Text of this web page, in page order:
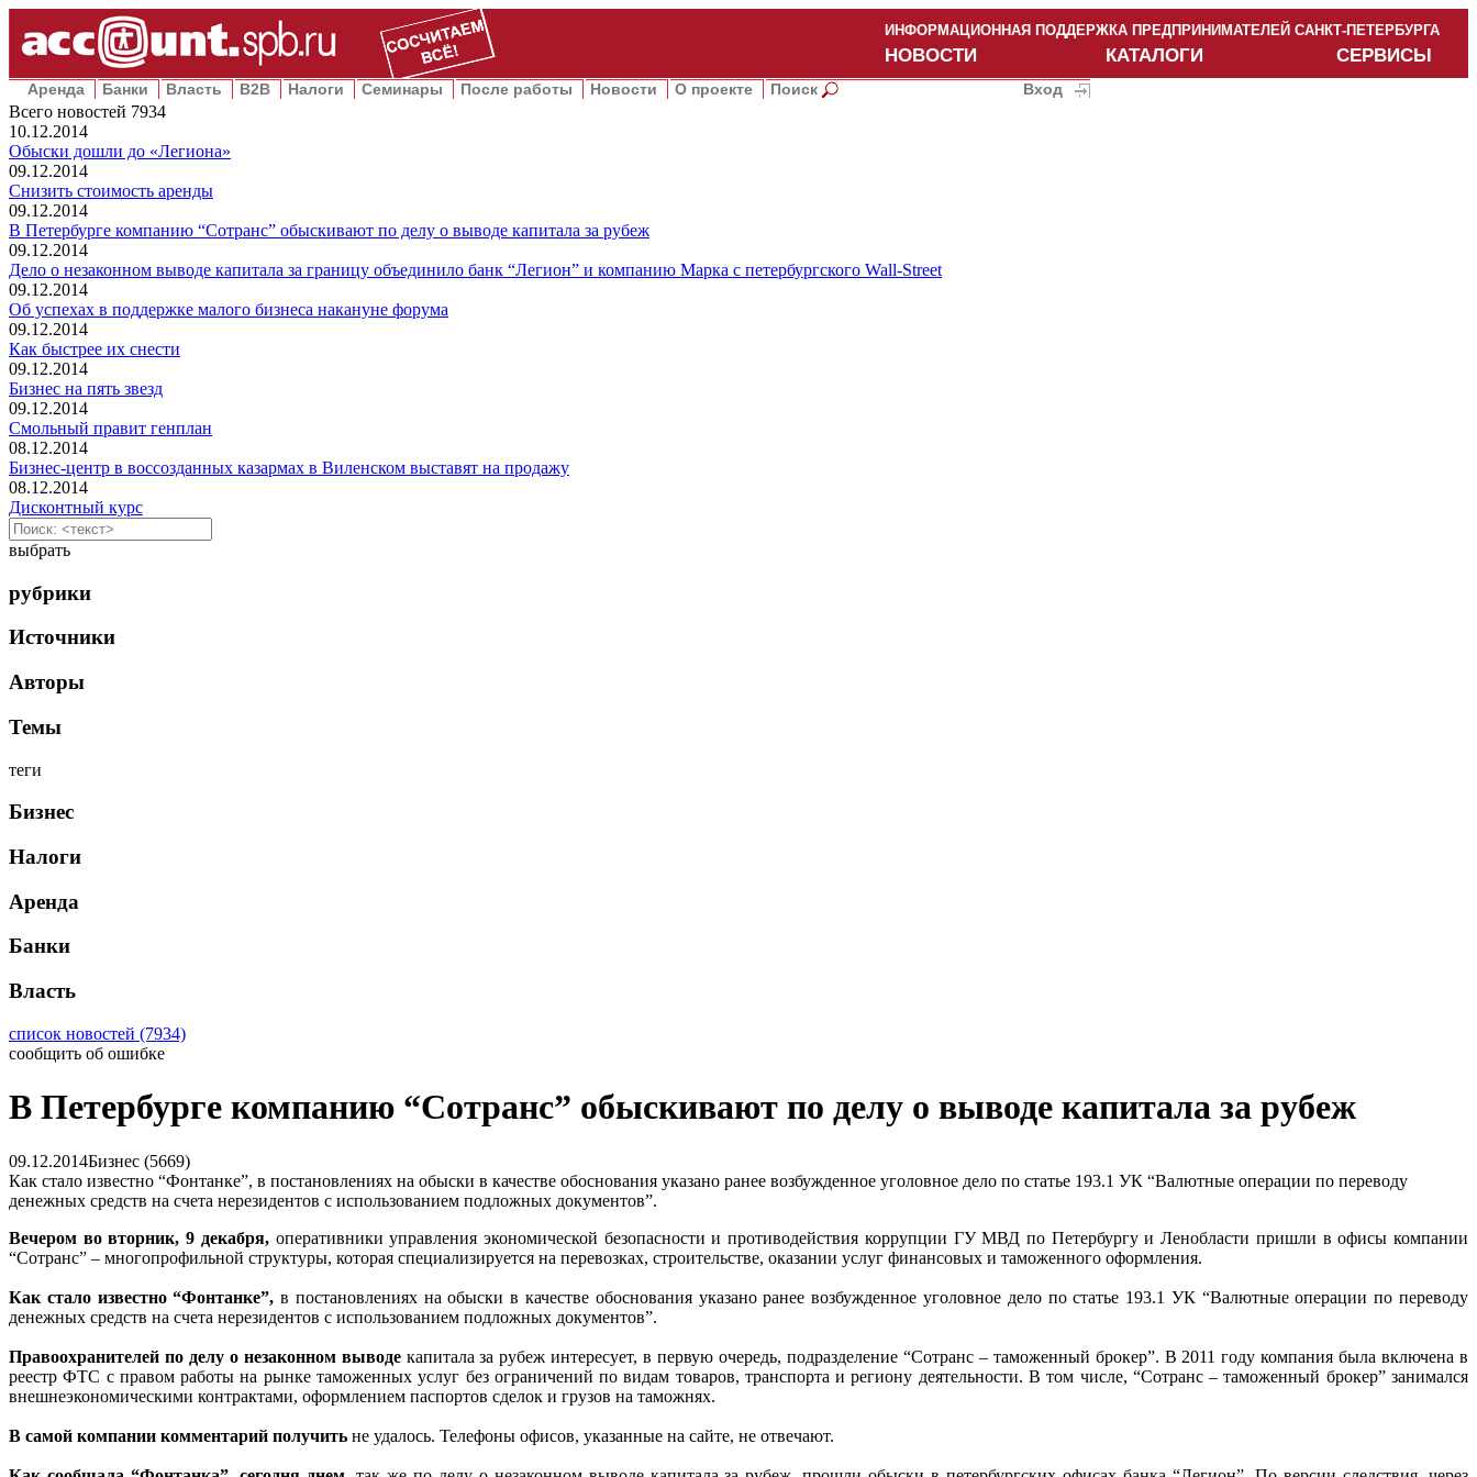
ИНФОРМАЦИОННАЯ ПОДДЕРЖКА ПРЕДПРИНИМАТЕЛЕЙ САНКТ-ПЕТЕРБУРГА
НОВОСТИ КАТАЛОГИ СЕРВИСЫ
Аренда Банки Власть B2B Налоги Семинары После работы Новости О проекте Поиск Вход
Всего новостей 7934
10.12.2014
Обыски дошли до «Легиона»
09.12.2014
Снизить стоимость аренды
09.12.2014
В Петербурге компанию “Сотранс” обыскивают по делу о выводе капитала за рубеж
09.12.2014
Дело о незаконном выводе капитала за границу объединило банк “Легион” и компанию Марка с петербургского Wall-Street
09.12.2014
Об успехах в поддержке малого бизнеса накануне форума
09.12.2014
Как быстрее их снести
09.12.2014
Бизнес на пять звезд
09.12.2014
Смольный правит генплан
08.12.2014
Бизнес-центр в воссозданных казармах в Виленском выставят на продажу
08.12.2014
Дисконтный курс
выбрать
рубрики
Источники
Авторы
Темы
теги
Бизнес
Налоги
Аренда
Банки
Власть
список новостей (7934)
сообщить об ошибке
В Петербурге компанию “Сотранс” обыскивают по делу о выводе капитала за рубеж
09.12.2014Бизнес (5669)
Как стало известно “Фонтанке”, в постановлениях на обыски в качестве обоснования указано ранее возбужденное уголовное дело по статье 193.1 УК “Валютные операции по переводу
денежных средств на счета нерезидентов с использованием подложных документов”.
Вечером во вторник, 9 декабря,оперативники управления экономической безопасности и противодействия коррупции ГУ МВД по Петербургу и Ленобласти пришли в офисы компании
“Сотранс” – многопрофильной структуры, которая специализируется на перевозках, строительстве, оказании услуг финансовых и таможенного оформления.
Как стало известно “Фонтанке”, в постановлениях на обыски в качестве обоснования указано ранее возбужденное уголовное дело по статье 193.1 УК “Валютные операции по переводу
денежных средств на счета нерезидентов с использованием подложных документов”.
Правоохранителей по делу о незаконном выводе капитала за рубеж интересует, в первую очередь, подразделение “Сотранс – таможенный брокер”. В 2011 году компания была включена в
реестр ФТС с правом работы на рынке таможенных услуг без ограничений по видам товаров, транспорта и региону деятельности. В том числе, “Сотранс – таможенный брокер” занимался
внешнеэкономическими контрактами, оформлением паспортов сделок и грузов на таможнях.
В самой компании комментарий получить не удалось. Телефоны офисов, указанные на сайте, не отвечают.